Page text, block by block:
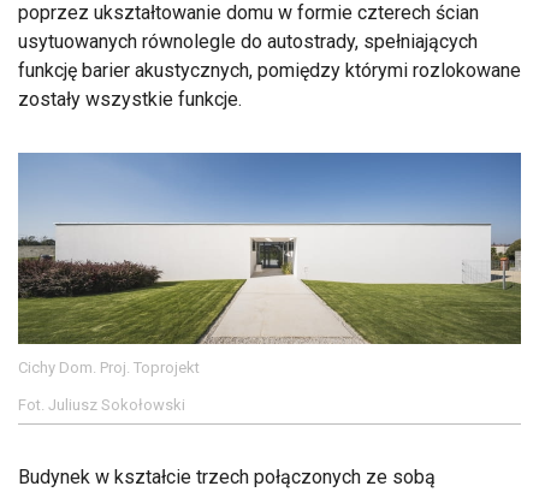
poprzez ukształtowanie domu w formie czterech ścian
usytuowanych równolegle do autostrady, spełniających
funkcję barier akustycznych, pomiędzy którymi rozlokowane
zostały wszystkie funkcje.
Cichy Dom. Proj. Toprojekt
Fot. Juliusz Sokołowski
Budynek w kształcie trzech połączonych ze sobą